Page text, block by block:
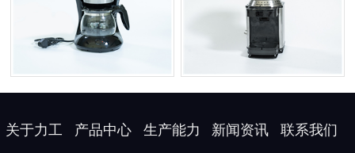
关于力工 产品中心 生产能力 新闻资讯 联系我们